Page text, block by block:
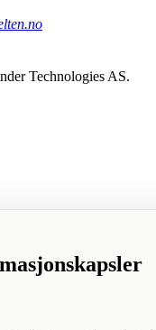
Technologies AS.